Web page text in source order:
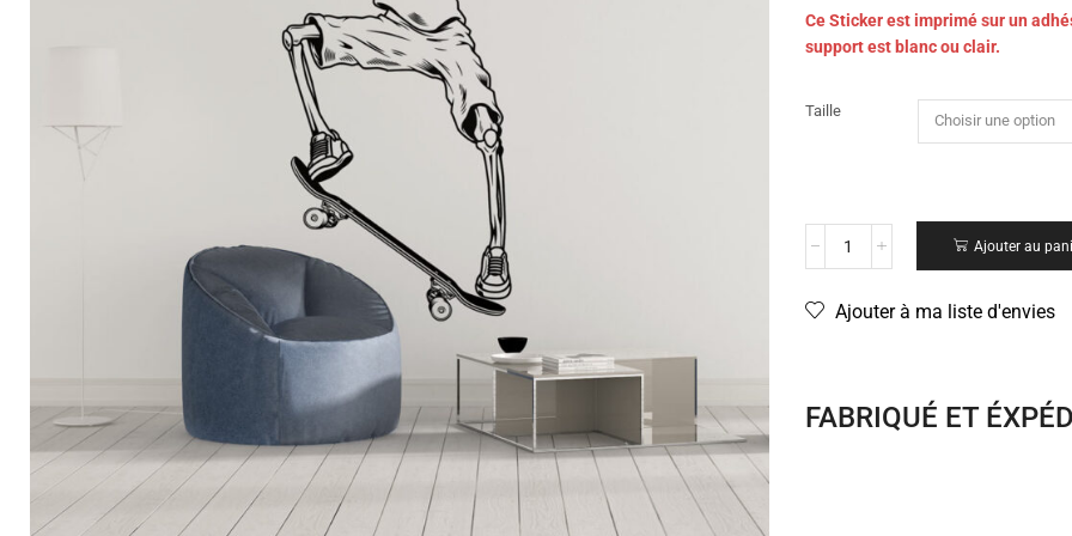
Ce Sticker est imprimé sur un
support est blanc ou clair.
Taille
Ajouter au
Ajouter à ma liste d'envies
FABRIQUÉ ET